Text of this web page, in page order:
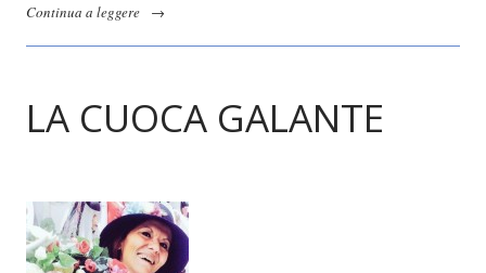
Continua a leggere →
LA CUOCA GALANTE